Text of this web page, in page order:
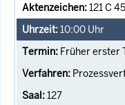
121 C
10:00 Uhr
Früher erster
127